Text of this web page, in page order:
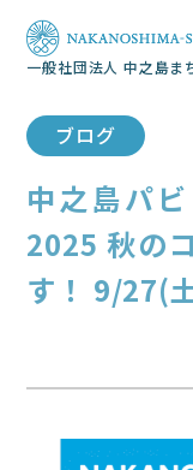
一般社団法人 中之島ま
ブログ
中之島パ
2025 秋の
す！ 9/27(